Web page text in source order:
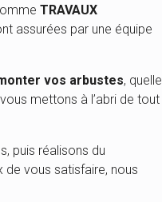
TRAVAUX
assurées par une équipe
vos arbustes, quelle
mettons à l’abri de tout
puis réalisons du
de vous satisfaire, nous